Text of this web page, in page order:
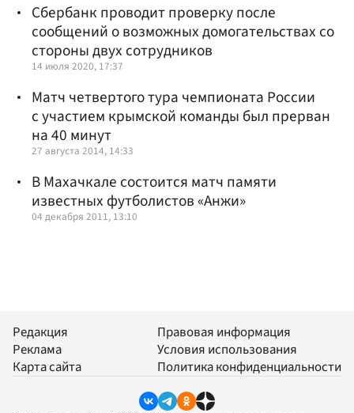
Сбербанк проводит проверку после
сообщений о возможных домогательствах со
стороны двух сотрудников
14 июля 2020, 17:37
Матч четвертого тура чемпионата России
с участием крымской команды был прерван
на 40 минут
27 августа 2014, 14:33
В Махачкале состоится матч памяти
известных футболистов «Анжи»
04 декабря 2011, 13:10
Редакция
Реклама
Карта сайта
Правовая информация
Условия использования
Политика конфиденциальности